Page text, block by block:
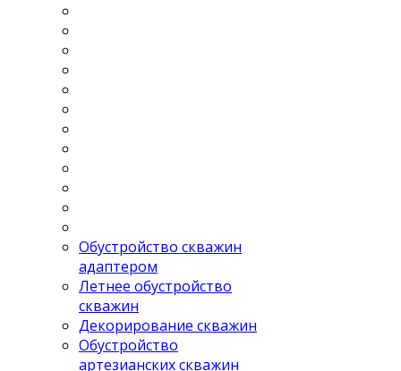
Обустройство скважин
адаптером
Летнее обустройство
скважин
Декорирование скважин
Обустройство
артезианских скважин